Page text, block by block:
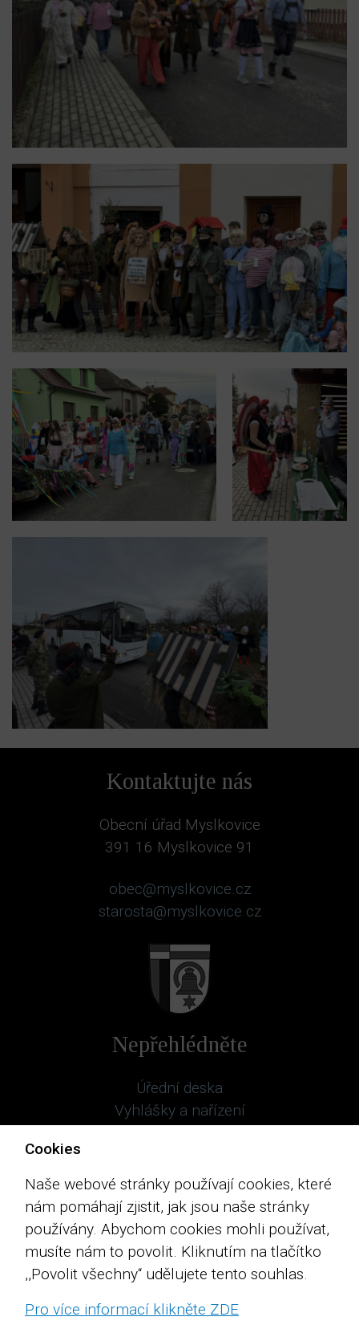
Kontaktujte nás
Obecní úřad Myslkovice
391 16 Myslkovice 91
obec@myslkovice.cz
starosta@myslkovice.cz
Nepřehlédněte
Úřední deska
Vyhlášky a nařízení
Prohlášení o přístupnosti
Cookies
Spolky
Sbor dobrovolných hasičů
Fotoklub Myslkovice
Cookies
Naše webové stránky používají cookies, které
nám pomáhají zjistit, jak jsou naše stránky
používány. Abychom cookies mohli používat,
musíte nám to povolit. Kliknutím na tlačítko
,,Povolit všechny“ udělujete tento souhlas.
Pro více informací klikněte ZDE